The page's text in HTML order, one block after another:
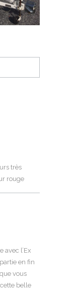
très
rouge
avec l’Ex
en fin
vous
belle